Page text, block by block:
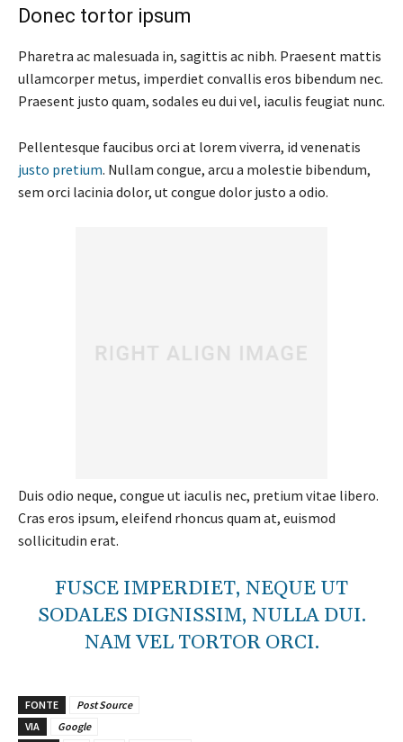
Donec tortor ipsum
Pharetra ac malesuada in, sagittis ac nibh. Praesent mattis
ullamcorper metus, imperdiet convallis eros bibendum nec.
Praesent justo quam, sodales eu dui vel, iaculis feugiat nunc.
Pellentesque faucibus orci at lorem viverra, id venenatis
justo pretium. Nullam congue, arcu a molestie bibendum,
sem orci lacinia dolor, ut congue dolor justo a odio.
Duis odio neque, congue ut iaculis nec, pretium vitae libero.
Cras eros ipsum, eleifend rhoncus quam at, euismod
sollicitudin erat.
FUSCE IMPERDIET, NEQUE UT
SODALES DIGNISSIM, NULLA DUI.
NAM VEL TORTOR ORCI.
FONTE
Post Source
VIA
Google